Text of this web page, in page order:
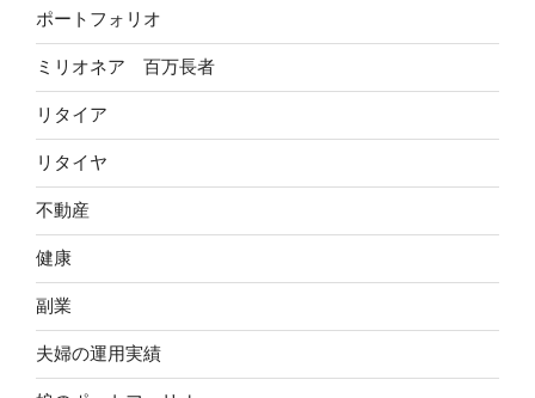
ポートフォリオ
ミリオネア 百万長者
リタイア
リタイヤ
不動産
健康
副業
夫婦の運用実績